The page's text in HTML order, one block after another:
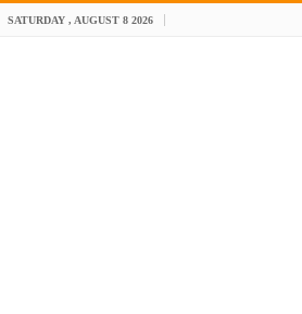
SATURDAY , AUGUST 8 2026